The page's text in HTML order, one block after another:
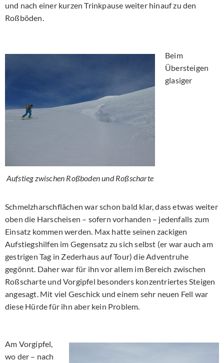
und nach einer kurzen Trinkpause weiter hinauf zu den
Roßböden.
Aufstieg zwischen Roßboden und Roßscharte
Beim
Übersteigen
glasiger
Schmelzharschflächen war schon bald klar, dass etwas weiter
oben die Harscheisen – sofern vorhanden – jedenfalls zum
Einsatz kommen werden. Max hatte seinen zackigen
Aufstiegshilfen im Gegensatz zu sich selbst (er war auch am
gestrigen Tag in Zederhaus auf Tour) die Adventruhe
gegönnt. Daher war für ihn vor allem im Bereich zwischen
Roßscharte und Vorgipfel besonders konzentriertes Steigen
angesagt. Mit viel Geschick und einem sehr neuen Fell war
diese Hürde für ihn aber kein Problem.
Am Vorgipfel,
wo der – nach